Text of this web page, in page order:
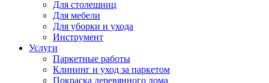
Для столешниц
Для мебели
Для уборки и ухода
Инструмент
Услуги
Паркетные работы
Клининг и уход за паркетом
Покраска деревянного дома